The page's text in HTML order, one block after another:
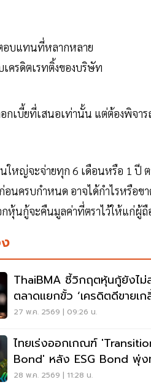
อบแทนที่หลากหลาย
ครดิตเรทติ้งของบริษัท
กเบี้ยที่เสนอเท่านั้น แต่ต้องพิจา
นใหญ่จะจ่ายทุก 6 เดือนหรือ 1 ปี
นครบกำหนด อาจได้กำไรหรือข
หุ้นกู้จะคืนมูลค่าที่ตราไว้ให้แก่ผู้ถื
ThaiBMA ชี้วิกฤตหุ้นกู้ยังไม่
ตลาดแยกขั้ว ‘เครดิตดีขายเก
27 พ.ค. 2569 | 09:26 น.
ไทยเร่งออกเกณฑ์
Bond' หลัง ESG Bond พุ่งทะลุ 1.1
ล้านล้านบาท
28 พ.ค. 2569 | 11:28 น.